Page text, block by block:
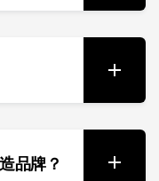
品牌？